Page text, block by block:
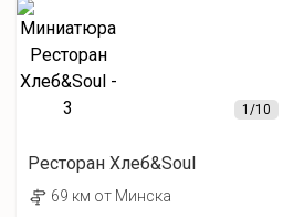
1/10
Ресторан Хлеб&Soul
69 км от Минска